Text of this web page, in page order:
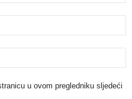
u ovom pregledniku sljedeći